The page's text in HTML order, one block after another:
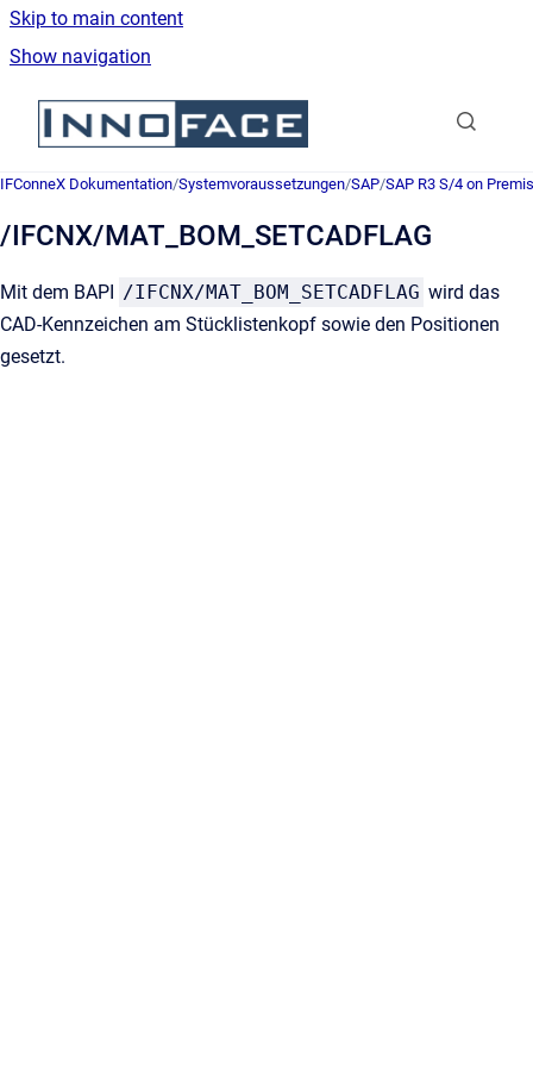
Skip to main content
Show navigation
Go to homepage
IFConneX Dokumentation/Systemvoraussetzungen/SAP/SAP R3 S/4 on
/IFCNX/MAT_BOM_SETCADFLAG
Mit dem BAPI /IFCNX/MAT_BOM_SETCADFLAG wird das
CAD-Kennzeichen am Stücklistenkopf sowie den Positionen
gesetzt.